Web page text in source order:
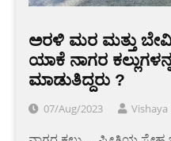
ಅರಳಿ ಮರ ಮತ್ತು
ಯಾಕೆ ನಾಗರ
ಮಾಡುತಿದ್ದರು ?
07/Aug/2023 Vishaya